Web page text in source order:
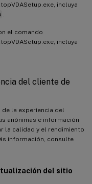
incluya
el comando
incluya
del cliente de
la experiencia del
anónimas e información
la calidad y el rendimiento
información, consulte
del sitio